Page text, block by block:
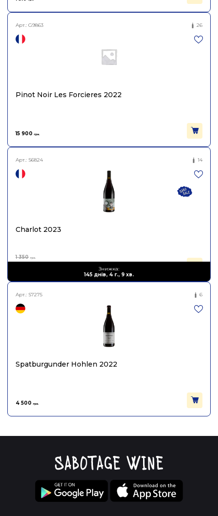
Об'єм
Арт.: G9863 26
Pinot Noir Les Forcieres 2022
15 900 грн.
Арт.: S6824
Знижка:
145 днів, 4 г., 9 хв.
14
Charlot 2023
1 350 грн.
Арт.: S7275 6
Spatburgunder Hohlen 2022
4 500 грн.